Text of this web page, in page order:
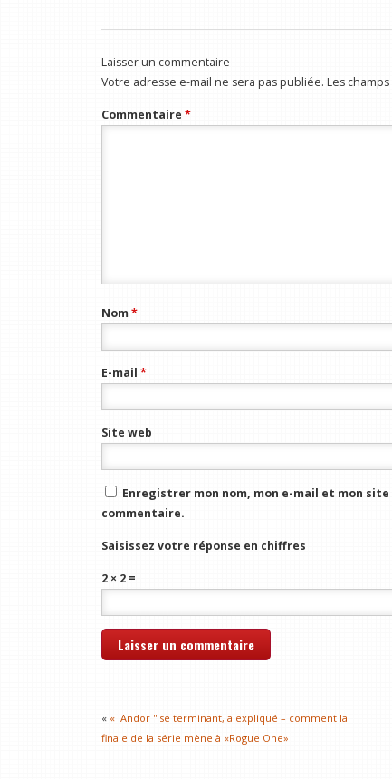
Laisser un commentaire
Votre adresse e-mail ne sera pas publiée. Les
Commentaire *
Nom*
E-mail *
Site web
Enregistrer mon nom, mon e-mail et mon
commentaire.
Saisissez votre réponse en chiffres
2 × 2 =
« « Andor '' se terminant, a expliqué – comment la
finale de la série mène à «Rogue One»